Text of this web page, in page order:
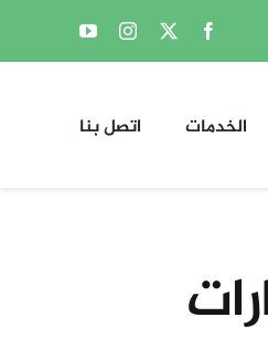
الخدمات اتصل بنا